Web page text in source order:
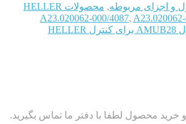
و اجزای مربوطه, محصولات HELLER
A23.020062-000/4087,
محصول لطفا با دفتر ما تماس بگیرید.